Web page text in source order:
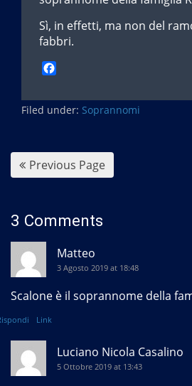
Sì, in effetti, ma non del
fabbri.
c
e
o
k
Filed under: Soprannomi
Previous Page
3 Comments
Matteo
3 Agosto 2019 at 18:48
Scalone è il soprannome della
Link
Luciano Nicola Casalino
5 Ottobre 2019 at 13:43